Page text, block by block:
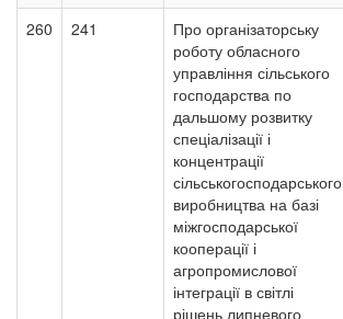
260 241
Про організаторську
роботу обласного
управління сільського
господарства по
дальшому розвитку
спеціалізації і
концентрації
сільськогосподарського
виробництва на базі
міжгосподарської
кооперації і
агропромислової
інтеграції в світлі
рішень липневого